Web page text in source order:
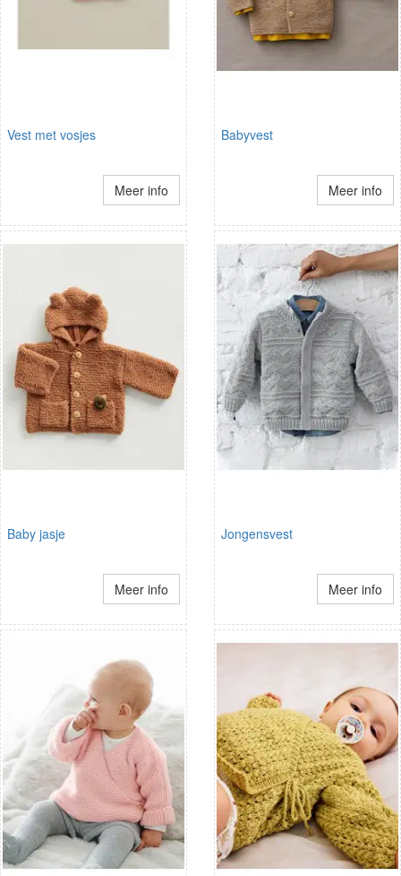
Vest met vosjes
Meer info
Babyvest
Meer info
Baby jasje
Meer info
Jongensvest
Meer info